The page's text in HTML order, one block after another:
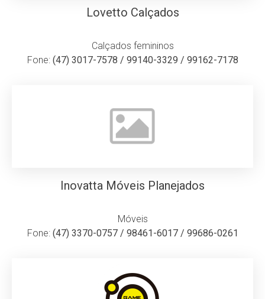
Lovetto Calçados
Calçados femininos
Fone: (47) 3017-7578 / 99140-3329 / 99162-7178
Inovatta Móveis Planejados
Móveis
Fone: (47) 3370-0757 / 98461-6017 / 99686-0261